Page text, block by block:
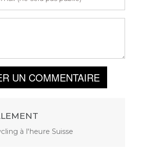
UN COMMENTAIRE
à l'heure Suisse